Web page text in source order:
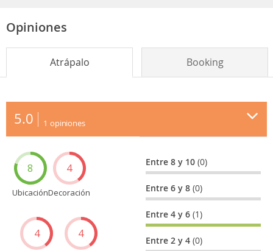
Opiniones
Atrápalo Booking
5.0 1 opiniones
8
Ubicación
4
Decoración
4 4
Entre 8 y 10(0)
Entre 6 y 8(0)
Entre 4 y 6(1)
Entre 2 y 4(0)